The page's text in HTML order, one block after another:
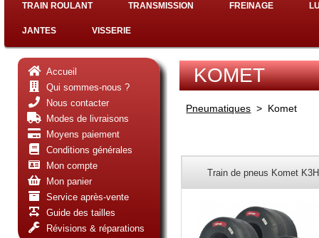
TRAIN ROULANT TRANSMISSION FREINAGE
JANTES VISSERIE
Accueil
Qui sommes-nous ?
Nous contacter
Modes de livraisons
Moyens paiement
Conditions générales
Mon compte
Mon panier
Service après-vente
Guide des tailles
Révisions & réparations
KOMET
Pneumatiques > Komet
Train de pneus Komet K3H